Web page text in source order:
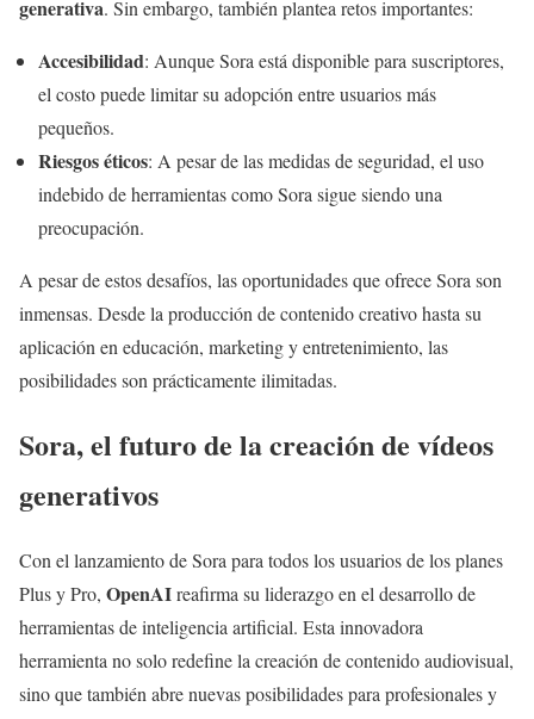
generativa. Sin embargo, también plantea retos importantes:
Accesibilidad: Aunque Sora está disponible para suscriptores,
el costo puede limitar su adopción entre usuarios más
pequeños.
Riesgos éticos: A pesar de las medidas de seguridad, el uso
indebido de herramientas como Sora sigue siendo una
preocupación.
A pesar de estos desafíos, las oportunidades que ofrece Sora son
inmensas. Desde la producción de contenido creativo hasta su
aplicación en educación, marketing y entretenimiento, las
posibilidades son prácticamente ilimitadas.
Sora, el futuro de la creación de vídeos
generativos
Con el lanzamiento de Sora para todos los usuarios de los planes
Plus y Pro, OpenAIreafirma su liderazgo en el desarrollo de
herramientas de inteligencia artificial. Esta innovadora
herramienta no solo redefine la creación de contenido audiovisual,
sino que también abre nuevas posibilidades para profesionales y